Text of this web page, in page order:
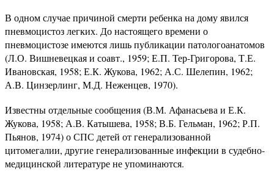
В одном случае причиной смерти ребенка на дому явился
пневмоцистоз легких. До настоящего времени о
пневмоцистозе имеются лишь публикации патологоанатомов
(Л.О. Вишневецкая и соавт., 1959; Е.П. Тер-Григорова, Т.Е.
Ивановская, 1958; Е.К. Жукова, 1962; А.С. Шелепин, 1962;
А.В. Цинзерлинг, М.Д. Неженцев, 1970).
Известны отдельные сообщения (В.М. Афанасьева и Е.К.
Жукова, 1958; А.В. Катышева, 1958; В.Б. Гельман, 1962; Р.П.
Пьянов, 1974) о СПС детей от генерализованной
цитомегалии, другие генерализованные инфекции в судебно-
медицинской литературе не упоминаются.